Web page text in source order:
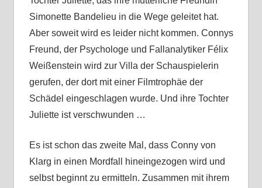
Simonette Bandelieu in die Wege geleitet hat.
Aber soweit wird es leider nicht kommen. Connys
Freund, der Psychologe und Fallanalytiker Félix
Weißenstein wird zur Villa der Schauspielerin
gerufen, der dort mit einer Filmtrophäe der
Schädel eingeschlagen wurde. Und ihre Tochter
Juliette ist verschwunden …
Es ist schon das zweite Mal, dass Conny von
Klarg in einen Mordfall hineingezogen wird und
selbst beginnt zu ermitteln. Zusammen mit ihrem